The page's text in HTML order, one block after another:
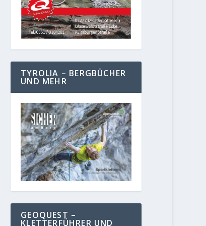
TYROLIA – BERGBÜCHER
UND MEHR
GEOQUEST –
KLETTERFÜHRER UND